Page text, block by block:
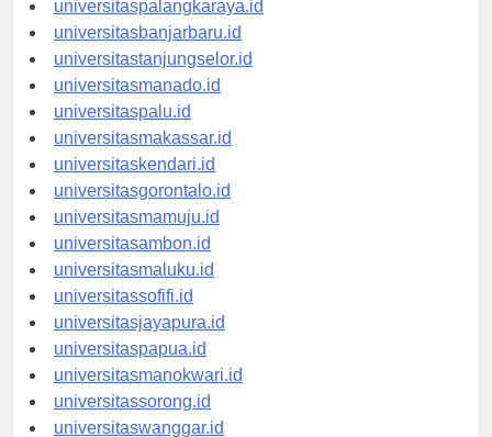
universitaspalangkaraya.id
universitasbanjarbaru.id
universitastanjungselor.id
universitasmanado.id
universitaspalu.id
universitasmakassar.id
universitaskendari.id
universitasgorontalo.id
universitasmamuju.id
universitasambon.id
universitasmaluku.id
universitassofifi.id
universitasjayapura.id
universitaspapua.id
universitasmanokwari.id
universitassorong.id